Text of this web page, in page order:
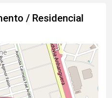
/ Residencial